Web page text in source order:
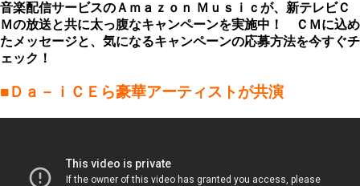
音楽配信サービスのＡｍａｚｏｎ Ｍｕｓｉｃが、新テレビＣ
Ｍの放送と共に太っ腹なキャンペーンを実施中！ ＣＭに込め
たメッセージと、気になるキャンペーンの応募方法を今すぐチ
ェック！
■Ｄａ－ｉＣＥら豪華アーティストが共演